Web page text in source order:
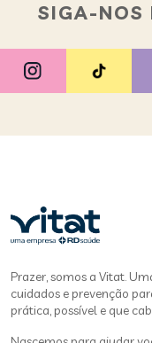
SIGA-NOS
Prazer, somos a Vitat.
cuidados e prevenção
prática, possível e que